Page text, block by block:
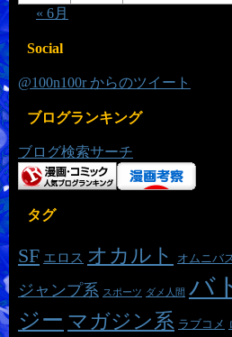
« 6月
Social
@100n100r からのツイート
ブログランキング
ブログ検索サーチ
タグ
SF エロス オカルト オムニバ
ジャンプ系 スポーツ ダメ人間 バ
ジー マガジン系 ラブコメ